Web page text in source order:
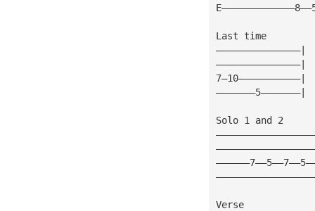
Last time
———————————————|
———————————————|
7—10———————————|
———————5———————|
Solo 1 and 2
Verse